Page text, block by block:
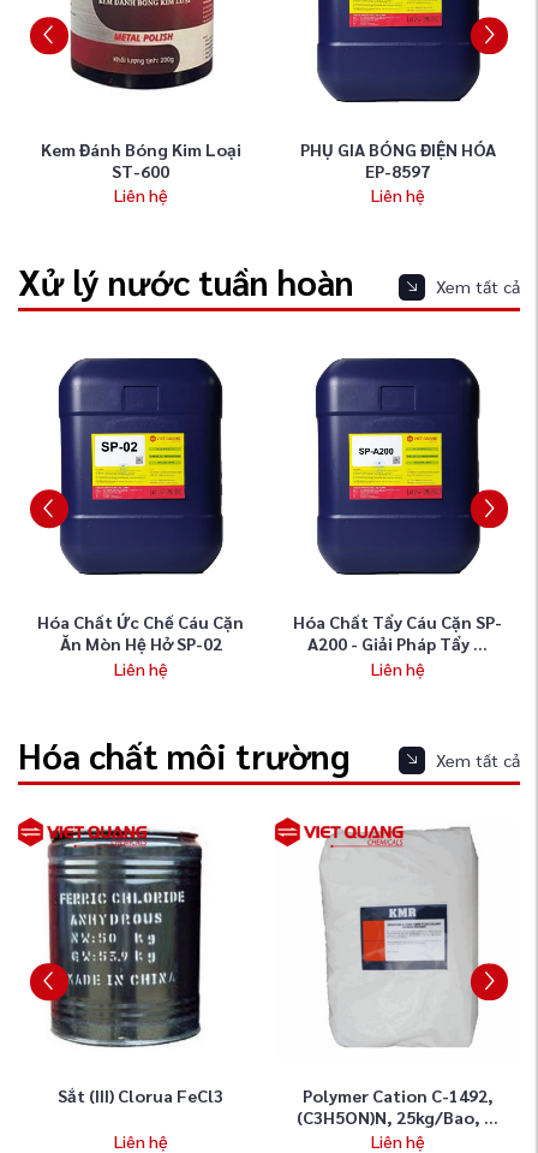
Kem Đánh Bóng Kim Loại
ST-600
Liên hệ
PHỤ GIA BÓNG ĐIỆN HÓA
EP-8597
Liên hệ
Xử lý nước tuần hoàn Xem tất cả
Hóa Chất Ức Chế Cáu Cặn
Ăn Mòn Hệ Hở SP-02
Liên hệ
Hóa Chất Tẩy Cáu Cặn SP-
A200 - Giải Pháp Tẩy ...
Liên hệ
Hóa chất môi trường Xem tất cả
Sắt (III) Clorua FeCl3
Liên hệ
Polymer Cation C-1492,
(C3H5ON)n, 25kg/bao, ...
Liên hệ